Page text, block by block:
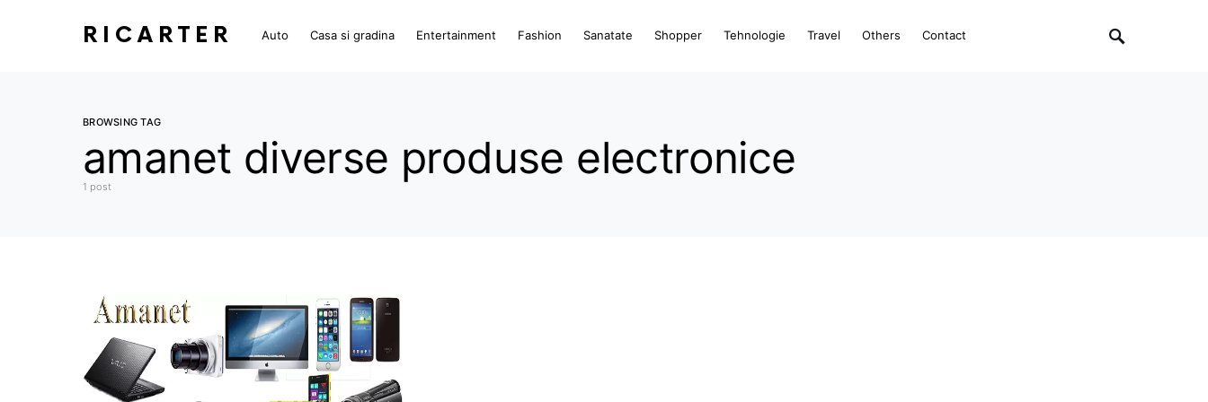
RICARTER Auto Casa si gradina Entertainment Fashion Sanatate Shopper Tehnologie Travel Others Contact
BROWSING TAG
amanet diverse produse electronice
1 post